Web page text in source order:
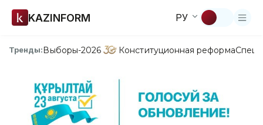
KAZINFORM РУ
Тренды:Выборы-2026 Конституционная реформа